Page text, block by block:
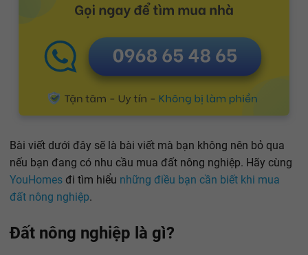
Bài viết dưới đây sẽ là bài viết mà bạn không nên bỏ qua
nếu bạn đang có nhu cầu mua đất nông nghiệp. Hãy cùng
YouHomes đi tìm hiểu những điều bạn cần biết khi mua
đất nông nghiệp.
Đất nông nghiệp là gì?